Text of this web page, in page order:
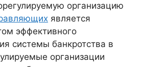
организацию
является
эффективного
системы банкротства в
организации